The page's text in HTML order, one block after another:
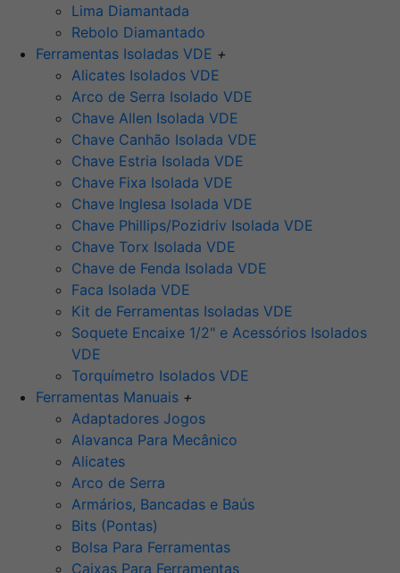
Lima Diamantada
Rebolo Diamantado
Ferramentas Isoladas VDE +
Alicates Isolados VDE
Arco de Serra Isolado VDE
Chave Allen Isolada VDE
Chave Canhão Isolada VDE
Chave Estria Isolada VDE
Chave Fixa Isolada VDE
Chave Inglesa Isolada VDE
Chave Phillips/Pozidriv Isolada VDE
Chave Torx Isolada VDE
Chave de Fenda Isolada VDE
Faca Isolada VDE
Kit de Ferramentas Isoladas VDE
Soquete Encaixe 1/2" e Acessórios Isolados
VDE
Torquímetro Isolados VDE
Ferramentas Manuais +
Adaptadores Jogos
Alavanca Para Mecânico
Alicates
Arco de Serra
Armários, Bancadas e Baús
Bits (Pontas)
Bolsa Para Ferramentas
Caixas Para Ferramentas